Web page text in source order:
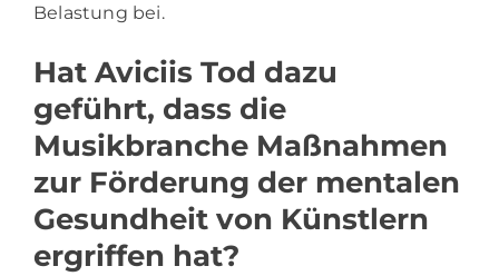
Belastung bei.
Hat Aviciis Tod dazu
geführt, dass die
Musikbranche Maßnahmen
zur Förderung der mentalen
Gesundheit von Künstlern
ergriffen hat?